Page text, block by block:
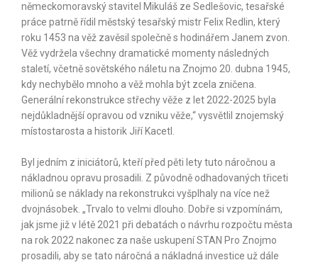
německomoravský stavitel Mikuláš ze Sedlešovic, tesařské
práce patrně řídil městský tesařský mistr Felix Redlin, který
roku 1453 na věž zavěsil společně s hodinářem Janem zvon.
Věž vydržela všechny dramatické momenty následných
staletí, včetně sovětského náletu na Znojmo 20. dubna 1945,
kdy nechybělo mnoho a věž mohla být zcela zničena.
Generální rekonstrukce střechy věže z let 2022-2025 byla
nejdůkladnější opravou od vzniku věže,“ vysvětlil znojemský
místostarosta a historik Jiří Kacetl.
Byl jedním z iniciátorů, kteří před pěti lety tuto náročnou a
nákladnou opravu prosadili. Z původně odhadovaných třiceti
milionů se náklady na rekonstrukci vyšplhaly na více než
dvojnásobek. „Trvalo to velmi dlouho. Dobře si vzpomínám,
jak jsme již v létě 2021 při debatách o návrhu rozpočtu města
na rok 2022 nakonec za naše uskupení STAN Pro Znojmo
prosadili, aby se tato náročná a nákladná investice už dále